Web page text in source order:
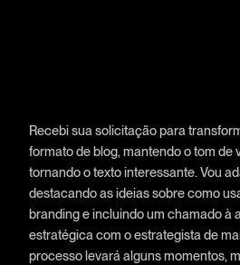
Recebi sua solicitação para
formato de blog, mantendo o tom de
tornando o texto interessante. Vou
destacando as ideias sobre como
branding e incluindo um chamado à
estratégica com o estrategista de
processo levará alguns momentos,